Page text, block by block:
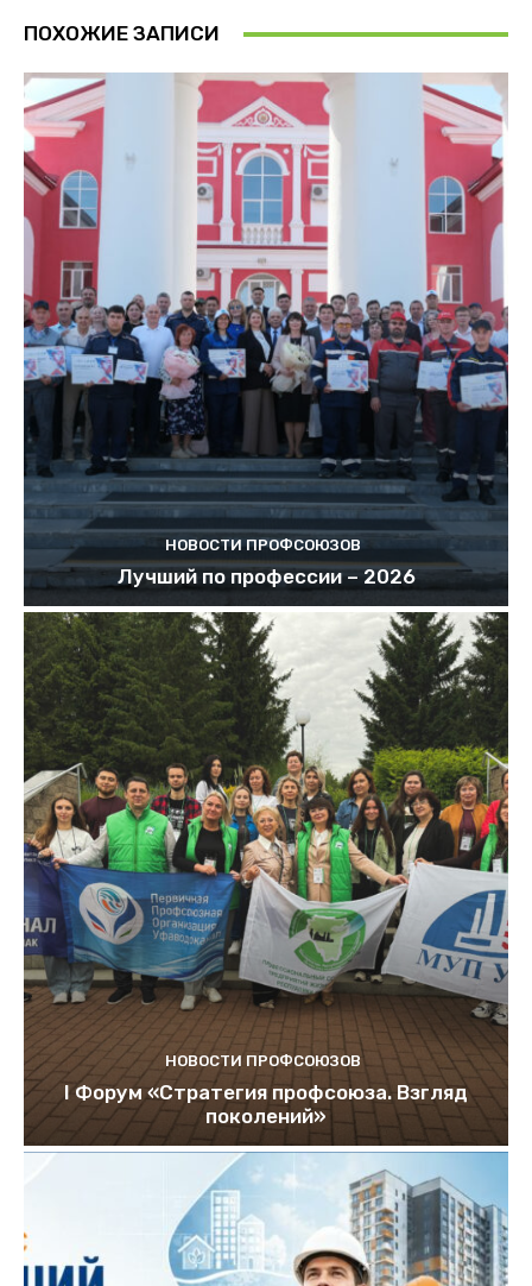
ПОХОЖИЕ ЗАПИСИ
НОВОСТИ ПРОФСОЮЗОВ
Лучший по профессии – 2026
НОВОСТИ ПРОФСОЮЗОВ
I Форум «Стратегия профсоюза. Взгляд
поколений»